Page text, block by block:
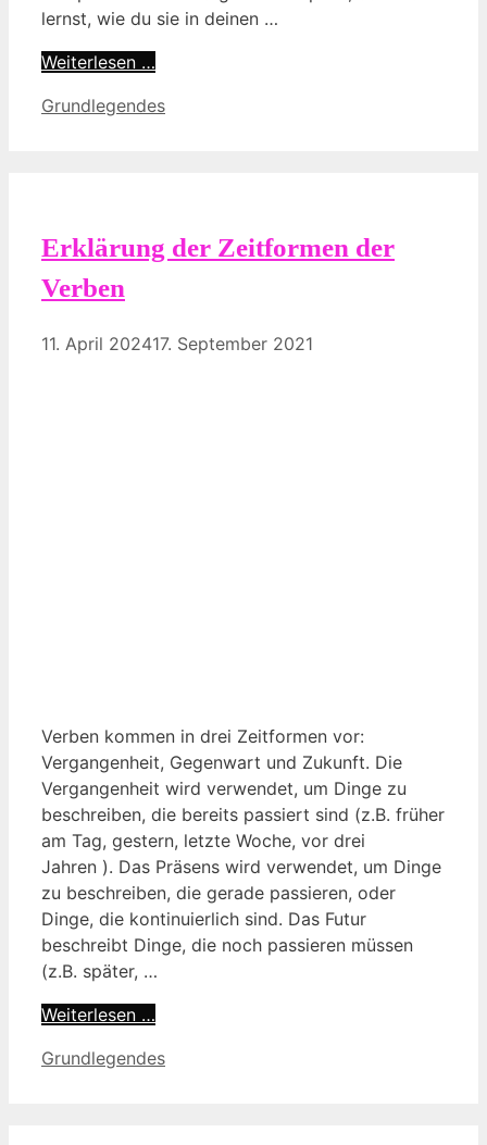
lernst, wie du sie in deinen …
Weiterlesen …
Kategorien
Grundlegendes
Erklärung der Zeitformen der
Verben
11. April 202417. September 2021
Verben kommen in drei Zeitformen vor:
Vergangenheit, Gegenwart und Zukunft. Die
Vergangenheit wird verwendet, um Dinge zu
beschreiben, die bereits passiert sind (z.B. früher
am Tag, gestern, letzte Woche, vor drei
Jahren ). Das Präsens wird verwendet, um Dinge
zu beschreiben, die gerade passieren, oder
Dinge, die kontinuierlich sind. Das Futur
beschreibt Dinge, die noch passieren müssen
(z.B. später, …
Weiterlesen …
Kategorien
Grundlegendes